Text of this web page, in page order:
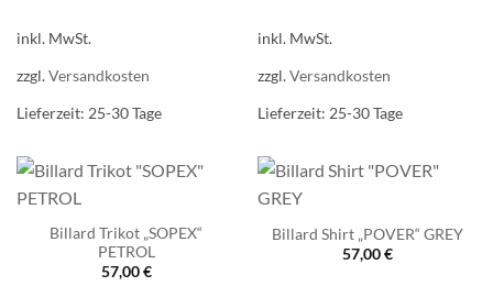
inkl. MwSt.
zzgl.Versandkosten
Lieferzeit: 25-30 Tage
inkl. MwSt.
zzgl.Versandkosten
Lieferzeit: 25-30 Tage
Billard Trikot „SOPEX“
PETROL
57,00€
Billard Shirt „POVER“ GREY
57,00€